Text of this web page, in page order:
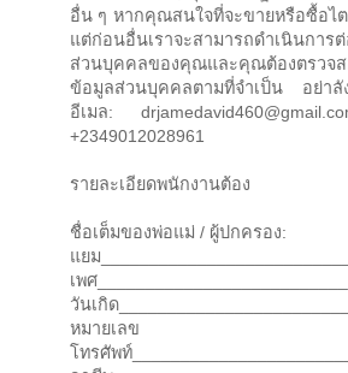
อื่น ๆ หากคุณสนใจที่จะขายหรือซื้อไ
แต่ก่อนอื่นเราจะสามารถดำเนินการ
ส่วนบุคคลของคุณและคุณต้องตรวจส
ข้อมูลส่วนบุคคลตามที่จำเป็น อย่าลัง
อีเมล:
+2349012028961
รายละเอียดพนักงานต้อง
ชื่อเต็มของพ่อแม่ / ผู้ปกครอง:
แยม
เพศ__________________________
วันเกิด
หมายเลข
โทรศัพท์